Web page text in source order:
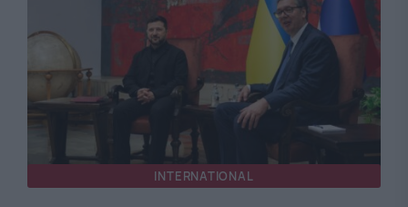
INTERNATIONAL